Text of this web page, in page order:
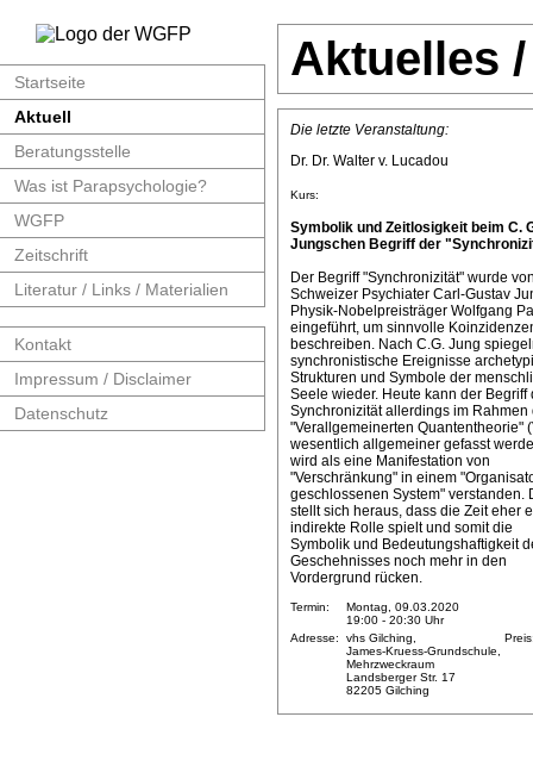
Startseite
Aktuell
Beratungsstelle
Was ist Parapsychologie?
WGFP
Zeitschrift
Literatur / Links / Materialien
Kontakt
Impressum / Disclaimer
Datenschutz
Aktuelles
Die letzte Veranstaltung:
Dr. Dr. Walter v. Lucadou
Kurs:
Symbolik und Zeitlosigkeit beim C.
Jungschen Begriff der
Der Begriff "Synchronizität" wurde
Schweizer Psychiater Carl-Gustav
Physik-Nobelpreisträger Wolfgang
eingeführt, um sinnvolle
beschreiben. Nach C.G. Jung
synchronistische Ereignisse
Strukturen und Symbole der
Seele wieder. Heute kann der Begriff
Synchronizität allerdings im Rahmen
"Verallgemeinerten Quantentheorie"
wesentlich allgemeiner gefasst
wird als eine Manifestation von
"Verschränkung" in einem
geschlossenen System" verstanden.
stellt sich heraus, dass die Zeit eher
indirekte Rolle spielt und somit die
Symbolik und Bedeutungshaftigkeit
Geschehnisses noch mehr in den
Vordergrund rücken.
Termin:
Montag, 09.03.2020
19:00 - 20:30 Uhr
Adresse:
vhs Gilching,
James-Kruess-Grundschule,
Mehrzweckraum
Landsberger Str. 17
82205 Gilching